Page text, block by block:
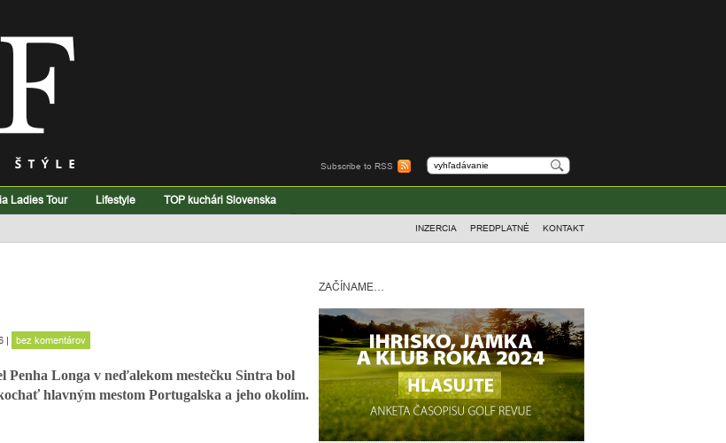
Subscribe to RSS
Ladies Tour Lifestyle TOP kuchári Slovenska
INZERCIA PREDPLATNÉ KONTAKT
| bez komentárov
Longa v neďalekom mestečku Sintra bol
hlavným mestom Portugalska a jeho okolím.
ZAČÍNAME…